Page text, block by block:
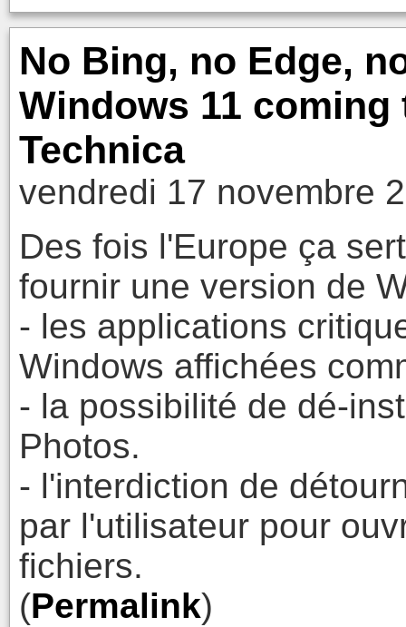
No Bing, no Edge,
Windows 11
Technica
vendredi 17 novembre
Des fois l'Europe ça
fournir une version de
- les applications
Windows affichées
- la possibilité de dé-
Photos.
- l'interdiction de
par l'utilisateur pour
fichiers.
(Permalink)